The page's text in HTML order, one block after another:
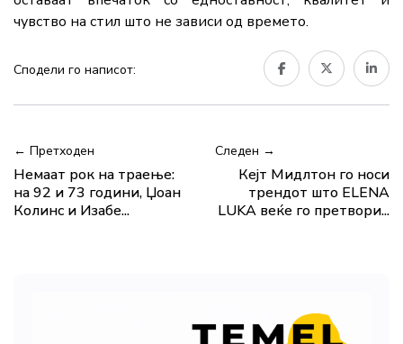
чувство на стил што не зависи од времето.
Сподели го написот:
← Претходен
Немаат рок на траење:
на 92 и 73 години, Џоан
Колинс и Изабе...
Следен →
Кејт Мидлтон го носи
трендот што ELENA
LUKA веќе го претвори...